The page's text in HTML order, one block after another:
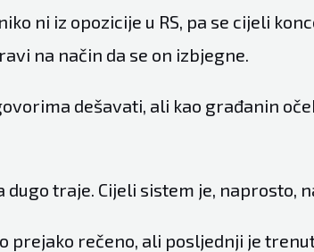
ni iz opozicije u RS, pa se cijeli
na način da se on izbjegne.
dešavati, ali kao građanin
dugo traje. Cijeli sistem je, naprosto,
prejako rečeno, ali posljednji je